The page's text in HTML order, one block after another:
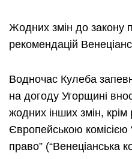
Жодних змін до закону
рекомендацій
Водночас Кулеба
на догоду Угорщині
жодних інших змін,
Європейською комісією
право” (“Венеціанська